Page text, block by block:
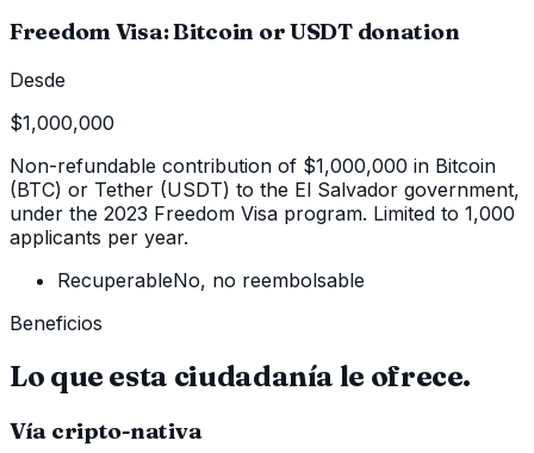
Freedom Visa: Bitcoin or USDT donation
Desde
$1,000,000
Non-refundable contribution of $1,000,000 in Bitcoin
(BTC) or Tether (USDT) to the El Salvador government,
under the 2023 Freedom Visa program. Limited to 1,000
applicants per year.
RecuperableNo, no reembolsable
Beneficios
Lo que esta ciudadanía le ofrece.
Vía cripto-nativa